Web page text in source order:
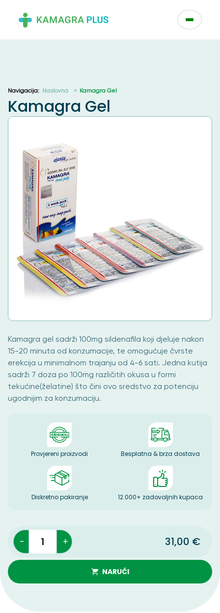
Navigacija: Naslovna Kamagra Gel
Kamagra Gel
Kamagra gel sadrži 100mg sildenafila koji djeluje nakon
15-20 minuta od konzumacije, te omogućuje čvrste
erekcija u minimalnom trajanju od 4-6 sati. Jedna kutija
sadrži 7 doza po 100mg različitih okusa u formi
tekućine(želatine) što čini ovo sredstvo za potenciju
ugodnijim za konzumaciju.
Provjereni proizvodi Besplatna & brza dostava
Diskretno pakiranje 12.000+ zadovoljnih kupaca
1 31,00 €
NARUČI